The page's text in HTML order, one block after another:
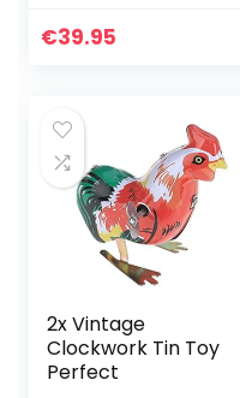
vanaf 3 jaar –
€39.95
2x Vintage
Clockwork Tin Toy
Perfect